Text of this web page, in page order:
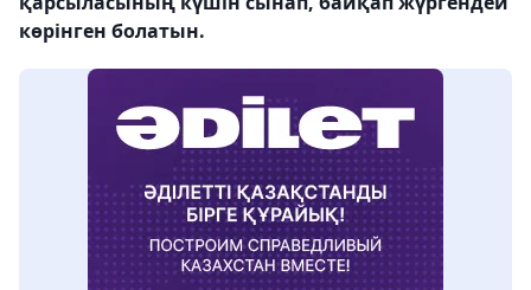
көрінген болатын.